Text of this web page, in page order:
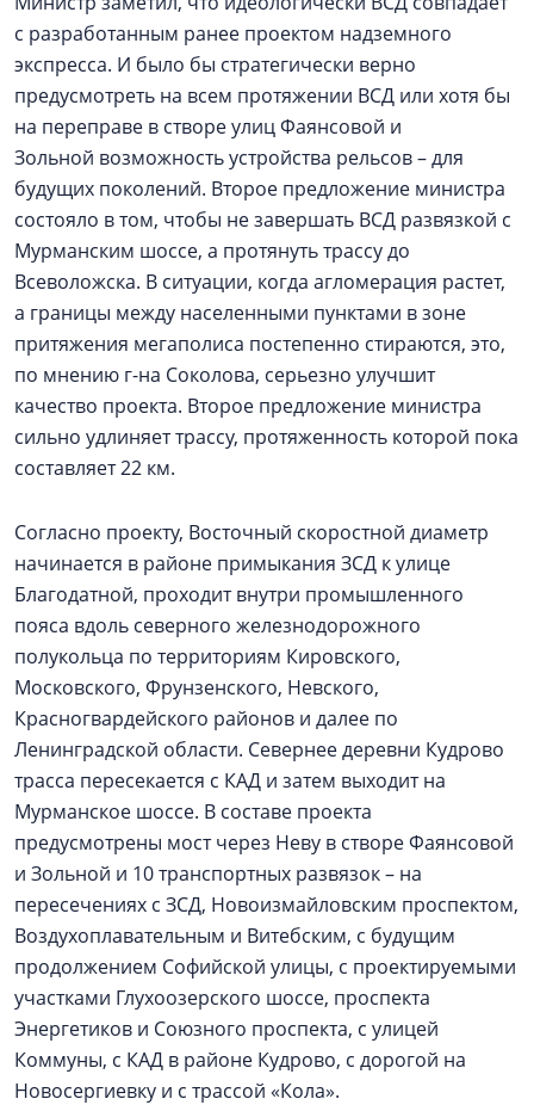
с разработанным ранее проектом надземного
экспресса. И было бы стратегически верно
предусмотреть на всем протяжении ВСД или хотя бы
на переправе в створе улиц Фаянсовой и
Зольной возможность устройства рельсов – для
будущих поколений. Второе предложение министра
состояло в том, чтобы не завершать ВСД развязкой с
Мурманским шоссе, а протянуть трассу до
Всеволожска. В ситуации, когда агломерация растет,
а границы между населенными пунктами в зоне
притяжения мегаполиса постепенно стираются, это,
по мнению г-на Соколова, серьезно улучшит
качество проекта. Второе предложение министра
сильно удлиняет трассу, протяженность которой пока
составляет 22 км.
Согласно проекту, Восточный скоростной диаметр
начинается в районе примыкания ЗСД к улице
Благодатной, проходит внутри промышленного
пояса вдоль северного железнодорожного
полукольца по территориям Кировского,
Московского, Фрунзенского, Невского,
Красногвардейского районов и далее по
Ленинградской области. Севернее деревни Кудрово
трасса пересекается с КАД и затем выходит на
Мурманское шоссе. В составе проекта
предусмотрены мост через Неву в створе Фаянсовой
и Зольной и 10 транспортных развязок – на
пересечениях с ЗСД, Новоизмайловским проспектом,
Воздухоплавательным и Витебским, с будущим
продолжением Софийской улицы, с проектируемыми
участками Глухоозерского шоссе, проспекта
Энергетиков и Союзного проспекта, с улицей
Коммуны, с КАД в районе Кудрово, с дорогой на
Новосергиевку и с трассой «Кола».